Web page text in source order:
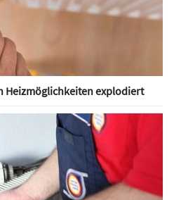
Heizmöglichkeiten explodiert